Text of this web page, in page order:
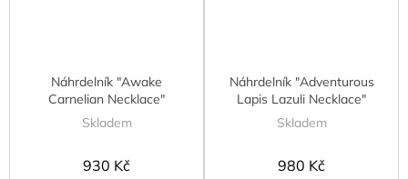
Náhrdelník "Awake
Carnelian Necklace"
Skladem
930 Kč
Náhrdelník "Adventurous
Lapis Lazuli Necklace"
Skladem
980 Kč